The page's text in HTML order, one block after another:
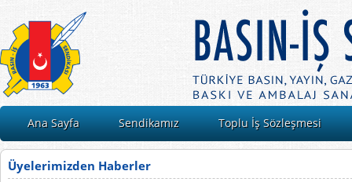
Ana Sayfa Sendikamız Toplu İş Sözleşmesi
Üyelerimizden Haberler